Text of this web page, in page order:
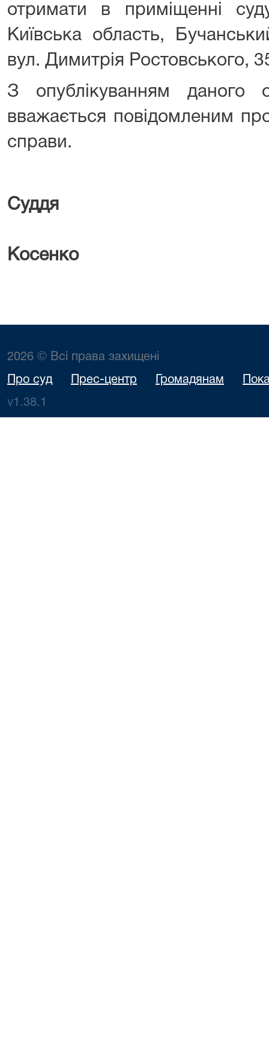
отримати в приміщенні
Київська область,
вул. Димитрія Ростовського,
З опублікуванням даного
вважається повідомленим
справи.
Суддя
Косенко
2026 © Всі права захищені
Про суд Прес-центр Громадянам
v1.38.1